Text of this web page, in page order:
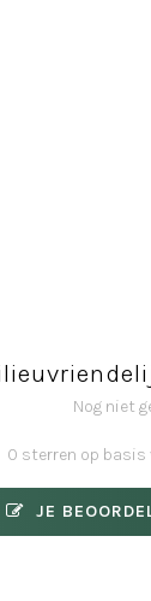
Nog niet
0 sterren op basis
JE